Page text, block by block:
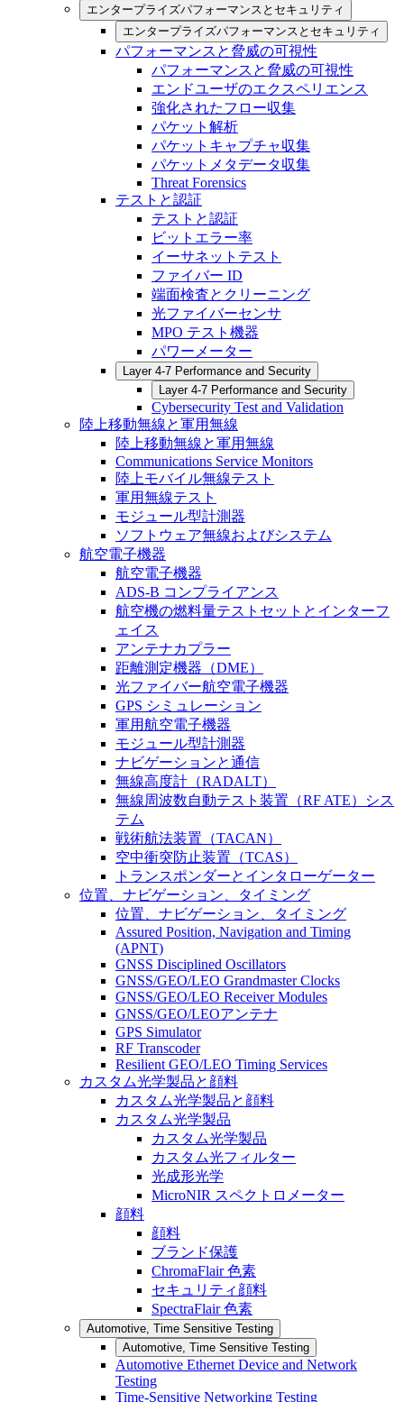
エンタープライズパフォーマンスとセキュリティ
エンタープライズパフォーマンスとセキュリティ
パフォーマンスと脅威の可視性
パフォーマンスと脅威の可視性
エンドユーザのエクスペリエンス
強化されたフロー収集
パケット解析
パケットキャプチャ収集
パケットメタデータ収集
Threat Forensics
テストと認証
テストと認証
ビットエラー率
イーサネットテスト
ファイバー ID
端面検査とクリーニング
光ファイバーセンサ
MPO テスト機器
パワーメーター
Layer 4-7 Performance and Security
Layer 4-7 Performance and Security
Cybersecurity Test and Validation
陸上移動無線と軍用無線
陸上移動無線と軍用無線
Communications Service Monitors
陸上モバイル無線テスト
軍用無線テスト
モジュール型計測器
ソフトウェア無線およびシステム
航空電子機器
航空電子機器
ADS-B コンプライアンス
航空機の燃料量テストセットとインターフ
ェイス
アンテナカプラー
距離測定機器（DME）
光ファイバー航空電子機器
GPS シミュレーション
軍用航空電子機器
モジュール型計測器
ナビゲーションと通信
無線高度計（RADALT）
無線周波数自動テスト装置（RF ATE）シス
テム
戦術航法装置（TACAN）
空中衝突防止装置（TCAS）
トランスポンダーとインタローゲーター
位置、ナビゲーション、タイミング
位置、ナビゲーション、タイミング
Assured Position, Navigation and Timing
(APNT)
GNSS Disciplined Oscillators
GNSS/GEO/LEO Grandmaster Clocks
GNSS/GEO/LEO Receiver Modules
GNSS/GEO/LEOアンテナ
GPS Simulator
RF Transcoder
Resilient GEO/LEO Timing Services
カスタム光学製品と顔料
カスタム光学製品と顔料
カスタム光学製品
カスタム光学製品
カスタム光フィルター
光成形光学
MicroNIR スペクトロメーター
顔料
顔料
ブランド保護
ChromaFlair 色素
セキュリティ顔料
SpectraFlair 色素
Automotive, Time Sensitive Testing
Automotive, Time Sensitive Testing
Automotive Ethernet Device and Network
Testing
Time-Sensitive Networking Testing